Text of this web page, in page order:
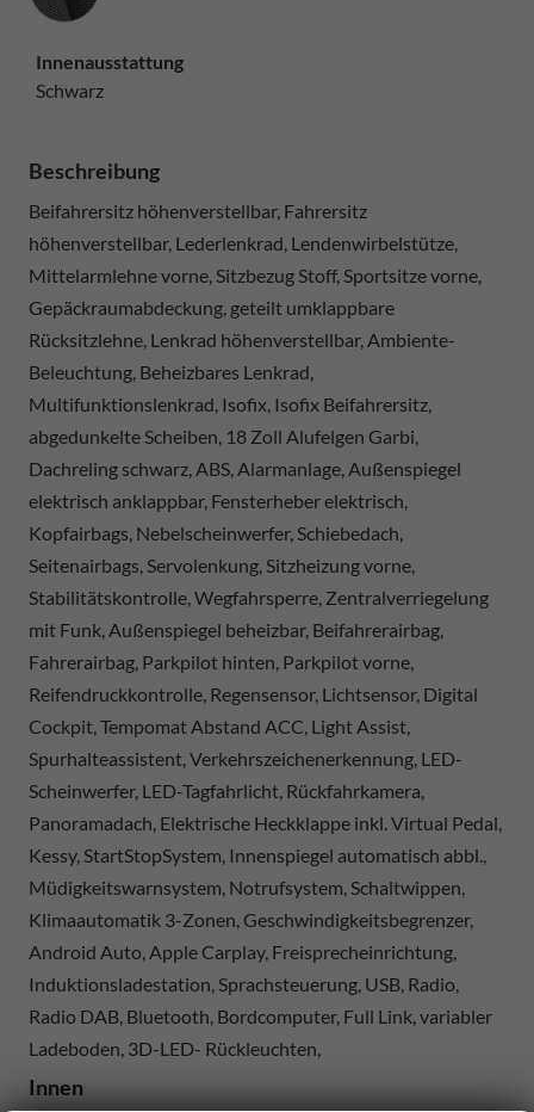
Innenausstattung
Schwarz
Beschreibung
Beifahrersitz höhenverstellbar, Fahrersitz
höhenverstellbar, Lederlenkrad, Lendenwirbelstütze,
Mittelarmlehne vorne, Sitzbezug Stoff, Sportsitze vorne,
Gepäckraumabdeckung, geteilt umklappbare
Rücksitzlehne, Lenkrad höhenverstellbar, Ambiente-
Beleuchtung, Beheizbares Lenkrad,
Multifunktionslenkrad, Isofix, Isofix Beifahrersitz,
abgedunkelte Scheiben, 18 Zoll Alufelgen Garbi,
Dachreling schwarz, ABS, Alarmanlage, Außenspiegel
elektrisch anklappbar, Fensterheber elektrisch,
Kopfairbags, Nebelscheinwerfer, Schiebedach,
Seitenairbags, Servolenkung, Sitzheizung vorne,
Stabilitätskontrolle, Wegfahrsperre, Zentralverriegelung
mit Funk, Außenspiegel beheizbar, Beifahrerairbag,
Fahrerairbag, Parkpilot hinten, Parkpilot vorne,
Reifendruckkontrolle, Regensensor, Lichtsensor, Digital
Cockpit, Tempomat Abstand ACC, Light Assist,
Spurhalteassistent, Verkehrszeichenerkennung, LED-
Scheinwerfer, LED-Tagfahrlicht, Rückfahrkamera,
Panoramadach, Elektrische Heckklappe inkl. Virtual Pedal,
Kessy, StartStopSystem, Innenspiegel automatisch abbl.,
Müdigkeitswarnsystem, Notrufsystem, Schaltwippen,
Klimaautomatik 3-Zonen, Geschwindigkeitsbegrenzer,
Android Auto, Apple Carplay, Freisprecheinrichtung,
Induktionsladestation, Sprachsteuerung, USB, Radio,
Radio DAB, Bluetooth, Bordcomputer, Full Link, variabler
Ladeboden, 3D-LED- Rückleuchten,
Innen